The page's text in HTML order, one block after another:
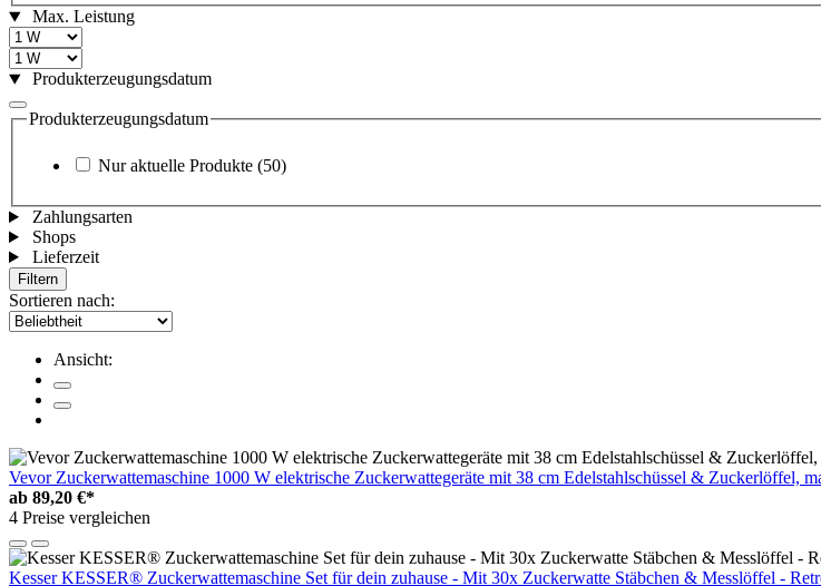
Max. Leistung
Produkterzeugungsdatum
Produkterzeugungsdatum
Nur aktuelle Produkte (50)
Zahlungsarten
Shops
Lieferzeit
Filtern
Sortieren nach:
Ansicht:
Vevor Zuckerwattemaschine 1000 W elektrische Zuckerwattegeräte mit 38 cm Edelstahlschüssel & Zuckerlöffel,
ab 89,20 €*
4 Preise vergleichen
Kesser KESSER® Zuckerwattemaschine Set für dein zuhause - Mit 30x Zuckerwatte Stäbchen & Messlöffel -